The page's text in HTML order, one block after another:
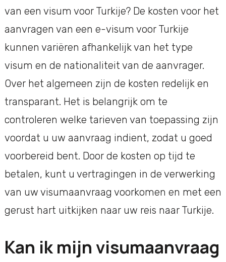
van een visum voor Turkije? De kosten voor het
aanvragen van een e-visum voor Turkije
kunnen variëren afhankelijk van het type
visum en de nationaliteit van de aanvrager.
Over het algemeen zijn de kosten redelijk en
transparant. Het is belangrijk om te
controleren welke tarieven van toepassing zijn
voordat u uw aanvraag indient, zodat u goed
voorbereid bent. Door de kosten op tijd te
betalen, kunt u vertragingen in de verwerking
van uw visumaanvraag voorkomen en met een
gerust hart uitkijken naar uw reis naar Turkije.
Kan ik mijn visumaanvraag